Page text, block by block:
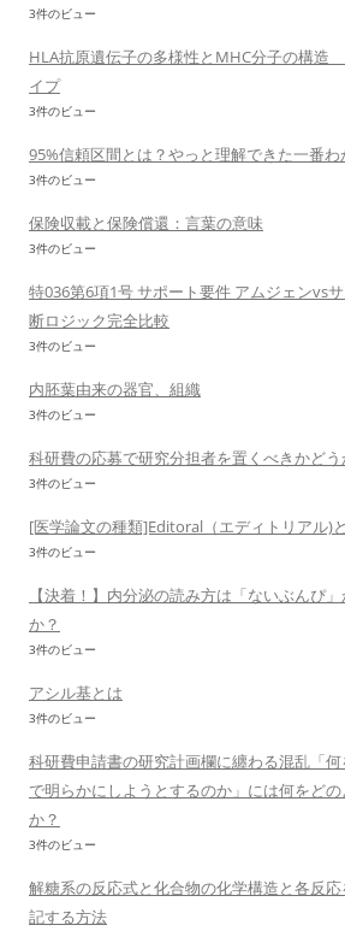
3件のビュー
HLA抗原遺伝子の多様性とMHC分子の構造
イプ
3件のビュー
95%信頼区間とは？やっと理解できた一番
3件のビュー
保険収載と保険償還：言葉の意味
3件のビュー
特036第6項1号 サポート要件 アムジェンvs
断ロジック完全比較
3件のビュー
内胚葉由来の器官、組織
3件のビュー
科研費の応募で研究分担者を置くべきかど
3件のビュー
[医学論文の種類]Editoral（エディトリアル)
3件のビュー
【決着！】内分泌の読み方は「ないぶんぴ
か？
3件のビュー
アシル基とは
3件のビュー
科研費申請書の研究計画欄に纏わる混乱「
で明らかにしようとするのか」には何をど
か？
3件のビュー
解糖系の反応式と化合物の化学構造と各反
記する方法